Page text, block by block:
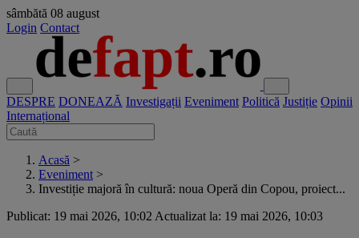
sâmbătă 08 august
Login Contact
DESPRE DONEAZĂ Investigații Eveniment Politică Justiție Opinii
Internațional
Acasă >
Eveniment >
Investiție majoră în cultură: noua Operă din Copou, proiect...
Publicat: 19 mai 2026, 10:02 Actualizat la: 19 mai 2026, 10:03